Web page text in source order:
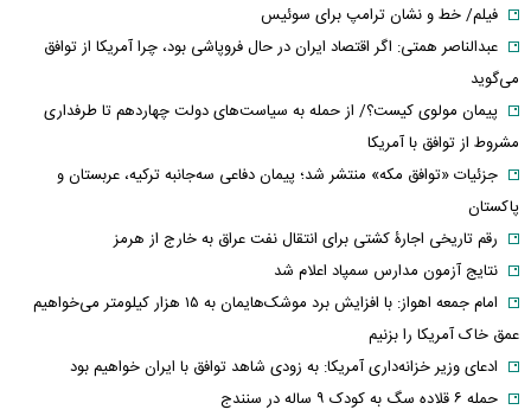
فیلم/ خط و نشان ترامپ برای سوئیس
عبدالناصر همتی: اگر اقتصاد ایران در حال فروپاشی بود، چرا آمریکا از توافق
می‌گوید
پیمان مولوی کیست؟/ از حمله به سیاست‌های دولت چهاردهم تا طرفداری
مشروط از توافق با آمریکا
جزئیات «توافق مکه» منتشر شد؛ پیمان دفاعی سه‌جانبه ترکیه، عربستان و
پاکستان
رقم تاریخی اجارۀ کشتی برای انتقال نفت عراق به خارج از هرمز
نتایج آزمون مدارس سمپاد اعلام شد
امام‌ جمعه اهواز: با افزایش برد موشک‌هایمان به ۱۵ هزار کیلومتر می‌خواهیم
عمق خاک آمریکا را بزنیم
ادعای وزیر خزانه‌داری آمریکا: به زودی شاهد توافق با ایران خواهیم بود
حمله ۶ قلاده سگ به کودک ۹ ساله در سنندج